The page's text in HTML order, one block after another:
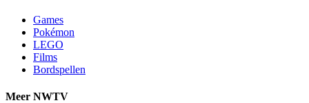
Games
Pokémon
LEGO
Films
Bordspellen
Meer NWTV